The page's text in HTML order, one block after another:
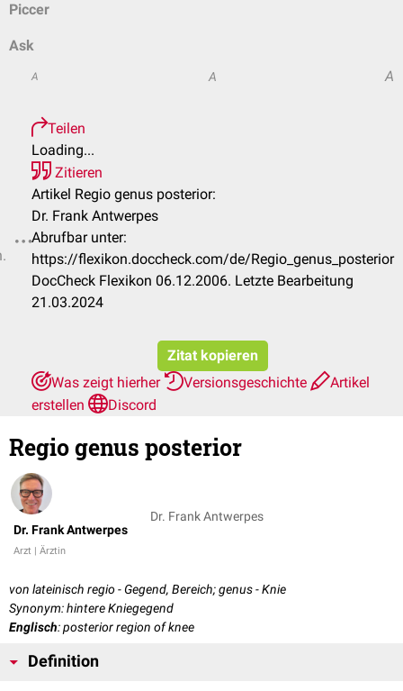
Piccer
Ask
A A A
Teilen
Loading...
Zitieren
Artikel Regio genus posterior:
Dr. Frank Antwerpes
Abrufbar unter:
https://flexikon.doccheck.com/de/Regio_genus_posterior
DocCheck Flexikon 06.12.2006. Letzte Bearbeitung
21.03.2024
Zitat kopieren
Was zeigt hierher
Versionsgeschichte
Artikel
erstellen
Discord
Regio genus posterior
Dr. Frank Antwerpes
Arzt | Ärztin
Dr. Frank Antwerpes
von lateinisch regio - Gegend, Bereich; genus - Knie
Synonym: hintere Kniegegend
Englisch: posterior region of knee
Definition